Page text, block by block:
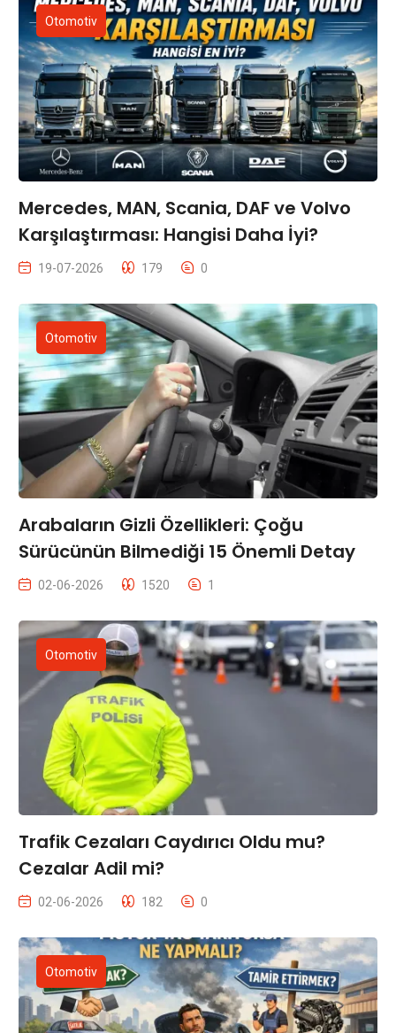
Otomotiv
Mercedes, MAN, Scania, DAF ve Volvo
Karşılaştırması: Hangisi Daha İyi?
19-07-2026 179 0
Otomotiv
Arabaların Gizli Özellikleri: Çoğu
Sürücünün Bilmediği 15 Önemli Detay
02-06-2026 1520 1
Otomotiv
Trafik Cezaları Caydırıcı Oldu mu?
Cezalar Adil mi?
02-06-2026 182 0
Otomotiv